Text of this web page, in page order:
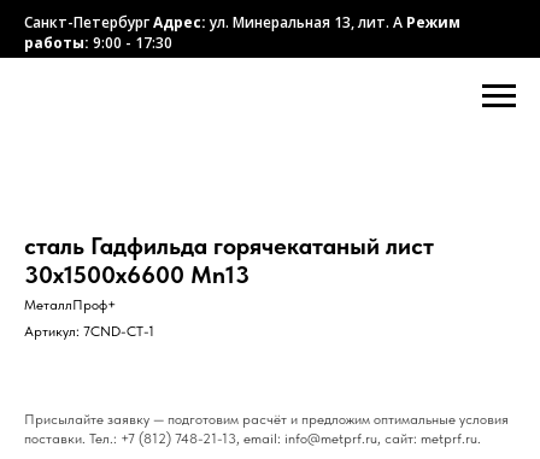
Санкт-ПетербургАдрес:ул. Минеральная 13, лит. А Режим
работы: 9:00 - 17:30
сталь Гадфильда горячекатаный лист
30х1500х6600 Mn13
МеталлПроф+
Артикул: 7CND-CT-1
Присылайте заявку — подготовим расчёт и предложим оптимальные условия
поставки. Тел.: +7 (812) 748-21-13, email: info@metprf.ru, сайт: metprf.ru.